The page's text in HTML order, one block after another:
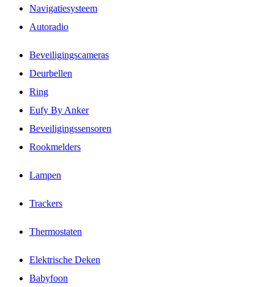
Navigatiesysteem
Autoradio
Beveiligingscameras
Deurbellen
Ring
Eufy By Anker
Beveiligingssensoren
Rookmelders
Lampen
Trackers
Thermostaten
Elektrische Deken
Babyfoon